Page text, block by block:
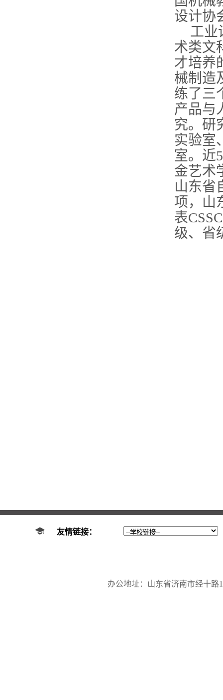
设计协
工业
术类文
才培养
械制造
练了三
产品与
究。研
实验室
室。近5
金艺术
山东省
项，山
表
级、省
友情链接：
办公地址：山东省济南市经十路